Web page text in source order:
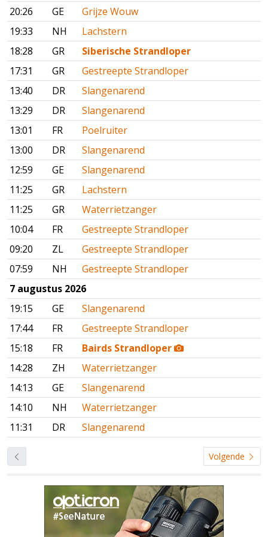
20:26
GE
Grijze Wouw
19:33
NH
Lachstern
18:28
GR
Siberische Strandloper
17:31
GR
Gestreepte Strandloper
13:40
DR
Slangenarend
13:29
DR
Slangenarend
13:01
FR
Poelruiter
13:00
DR
Slangenarend
12:59
GE
Slangenarend
11:25
GR
Lachstern
11:25
GR
Waterrietzanger
10:04
FR
Gestreepte Strandloper
09:20
ZL
Gestreepte Strandloper
07:59
NH
Gestreepte Strandloper
7 augustus 2026
19:15
GE
Slangenarend
17:44
FR
Gestreepte Strandloper
15:18
FR
Bairds Strandloper
14:28
ZH
Waterrietzanger
14:13
GE
Slangenarend
14:10
NH
Waterrietzanger
11:31
DR Slangenarend
Volgende